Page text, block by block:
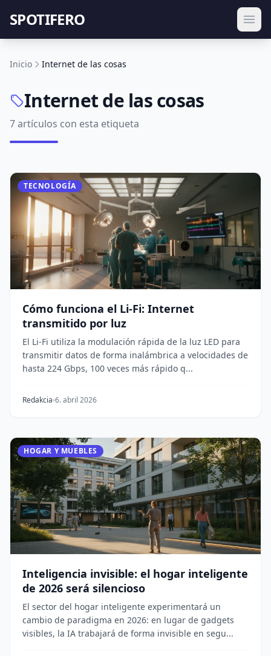
SPOTIFERO
Inicio Internet de las cosas
Internet de las cosas
7 artículos con esta etiqueta
TECNOLOGÍA
Cómo funciona el Li-Fi: Internet
transmitido por luz
El Li-Fi utiliza la modulación rápida de la luz LED para
transmitir datos de forma inalámbrica a velocidades de
hasta 224 Gbps, 100 veces más rápido q...
Redakcia 6. abril 2026
HOGAR Y MUEBLES
Inteligencia invisible: el hogar inteligente
de 2026 será silencioso
El sector del hogar inteligente experimentará un
cambio de paradigma en 2026: en lugar de gadgets
visibles, la IA trabajará de forma invisible en segu...